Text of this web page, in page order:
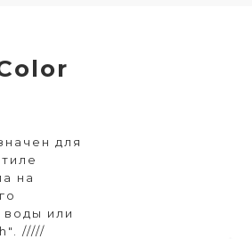
для
на
или
/////